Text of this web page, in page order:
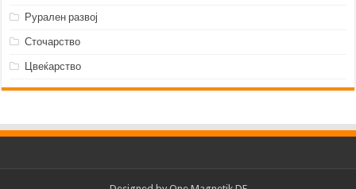
Рурален развој
Сточарство
Цвеќарство